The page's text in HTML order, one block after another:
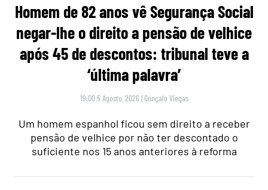
Homem de 82 anos vê Segurança Social
negar-lhe o direito a pensão de velhice
após 45 de descontos: tribunal teve a
‘última palavra’
19:00 5 Agosto, 2026 | Gonçalo Viegas
Um homem espanhol ficou sem direito a receber
pensão de velhice por não ter descontado o
suficiente nos 15 anos anteriores à reforma